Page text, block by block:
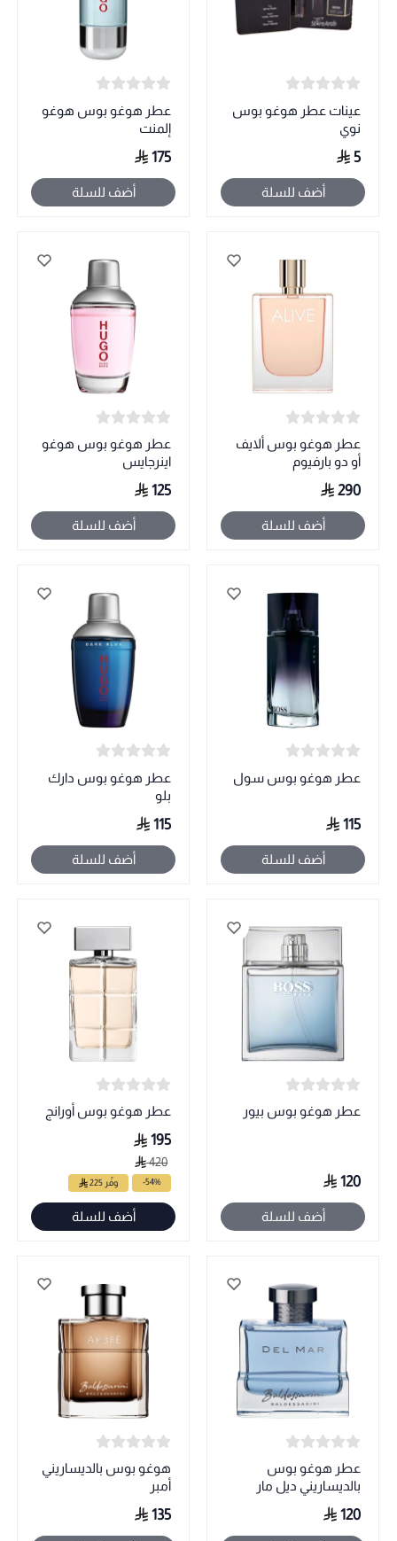
عينات عطر هوغو بوس
نوي
5
أضف للسلة
عطر هوغو بوس هوغو
إلمنت
175
أضف للسلة
عطر هوغو بوس ألايف
أو دو بارفيوم
290
أضف للسلة
عطر هوغو بوس هوغو
اينرجايس
125
أضف للسلة
عطر هوغو بوس سول
115
أضف للسلة
عطر هوغو بوس دارك
بلو
115
أضف للسلة
عطر هوغو بوس بيور
120
أضف للسلة
عطر هوغو بوس أورانج
195
420
-54% وفّر 225
أضف للسلة
عطر هوغو بوس
بالديساريني ديل مار
120
هوغو بوس بالديساريني
أمبر
135